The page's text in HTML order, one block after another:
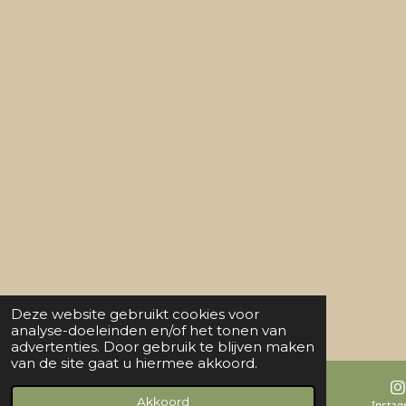
Deze website gebruikt cookies voor
analyse-doeleinden en/of het tonen van
advertenties. Door gebruik te blijven maken
van de site gaat u hiermee akkoord.
Akkoord